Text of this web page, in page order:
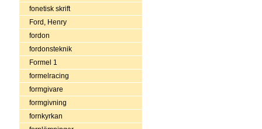
fonetisk skrift
Ford, Henry
fordon
fordonsteknik
Formel 1
formelracing
formgivare
formgivning
fornkyrkan